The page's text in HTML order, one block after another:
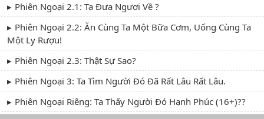
Phiên Ngoại 2.1: Ta Đưa Ngươi Về ?
Phiên Ngoại 2.2: Ăn Cùng Ta Một Bữa Cơm, Uống Cùng Ta
Một Ly Rượu!
Phiên Ngoại 2.3: Thật Sự Sao?
Phiên Ngoại 3: Ta Tìm Người Đó Đã Rất Lâu Rất Lâu.
Phiên Ngoại Riêng: Ta Thấy Người Đó Hạnh Phúc (16+)??